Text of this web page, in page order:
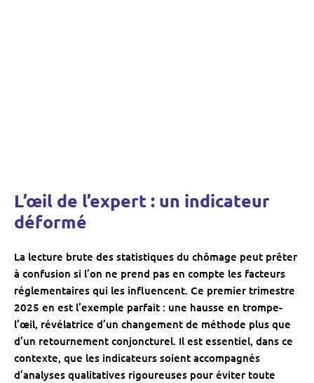
L’œil de l’expert : un indicateur
déformé
La lecture brute des statistiques du chômage peut prêter
à confusion si l’on ne prend pas en compte les facteurs
réglementaires qui les influencent. Ce premier trimestre
2025 en est l’exemple parfait : une hausse en trompe-
l’œil, révélatrice d’un changement de méthode plus que
d’un retournement conjoncturel. Il est essentiel, dans ce
contexte, que les indicateurs soient accompagnés
d’analyses qualitatives rigoureuses pour éviter toute